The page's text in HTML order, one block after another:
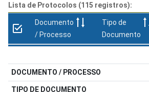
Lista de Protocolos (115 registros):
Documento
/ Processo
Tipo de
Documento